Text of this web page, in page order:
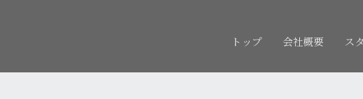
トップ 会社概要 ス